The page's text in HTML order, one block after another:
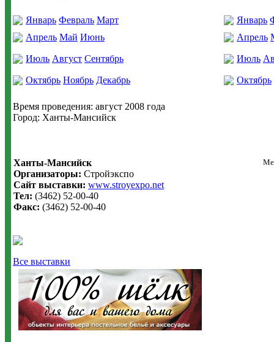
Январь Февраль Март
Апрель Май Июнь
Июль Август Сентябрь
Октябрь Ноябрь Декабрь
Январь
Апрель
Июль
Октябрь
Время проведения: август 2008 года
Город: Ханты-Мансийск
Ханты-Мансийск
Организаторы: Стройэкспо
Сайт выставки: www.stroyexpo.net
Тел: (3462) 52-00-40
Факс: (3462) 52-00-40
Все выставки